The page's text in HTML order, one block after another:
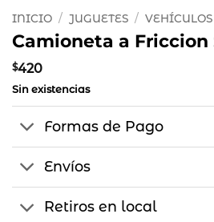
INICIO / JUGUETES / VEHÍCULOS
Camioneta a Friccion
$420
Sin existencias
Formas de Pago
Envíos
Retiros en local